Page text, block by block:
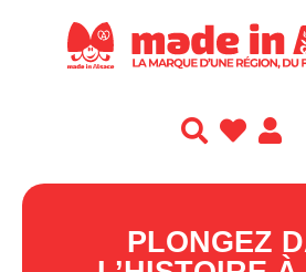
PLONGEZ